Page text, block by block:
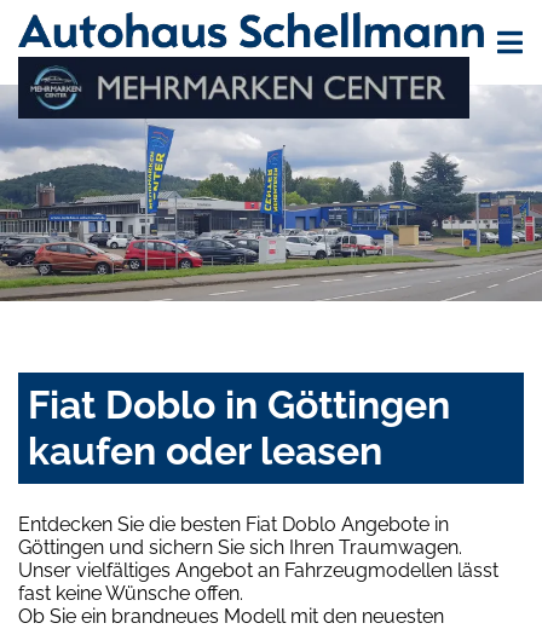
Fiat Doblo in Göttingen
kaufen oder leasen
Entdecken Sie die besten Fiat Doblo Angebote in
Göttingen und sichern Sie sich Ihren Traumwagen.
Unser vielfältiges Angebot an Fahrzeugmodellen lässt
fast keine Wünsche offen.
Ob Sie ein brandneues Modell mit den neuesten